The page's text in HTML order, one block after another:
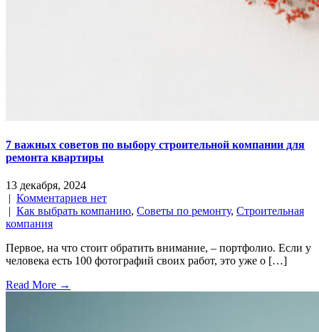
7 важных советов по выбору строительной компании для
ремонта квартиры
13 декабря, 2024
| Комментариев нет
| Как выбрать компанию, Советы по ремонту, Строительная
компания
Первое, на что стоит обратить внимание, – портфолио. Если у
человека есть 100 фотографий своих работ, это уже о […]
Read More →